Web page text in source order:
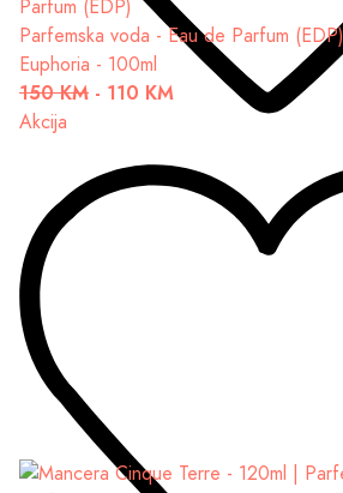
Parfemska voda - Eau de Parfum (EDP)
Euphoria - 100ml
150 KM - 110 KM
Akcija